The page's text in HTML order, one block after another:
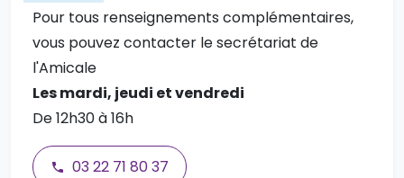
Pour tous renseignements complémentaires,
vous pouvez contacter le secrétariat de
l'Amicale
Les mardi, jeudi et vendredi
De 12h30 à 16h
03 22 71 80 37